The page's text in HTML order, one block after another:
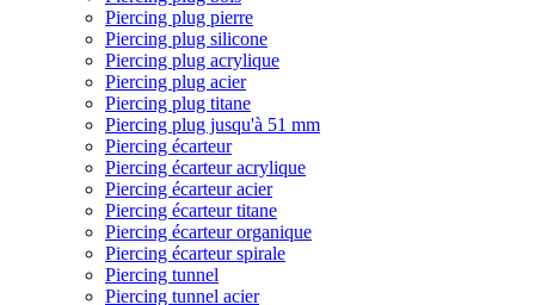
Piercing plug pierre
Piercing plug silicone
Piercing plug acrylique
Piercing plug acier
Piercing plug titane
Piercing plug jusqu'à 51 mm
Piercing écarteur
Piercing écarteur acrylique
Piercing écarteur acier
Piercing écarteur titane
Piercing écarteur organique
Piercing écarteur spirale
Piercing tunnel
Piercing tunnel acier